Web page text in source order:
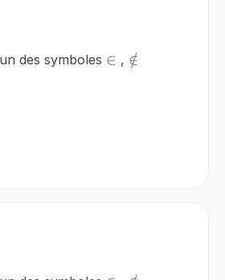
des symboles \in
∈ , \notin
∈
/